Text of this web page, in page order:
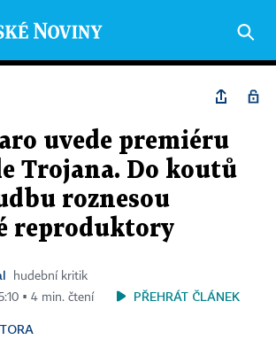
uvede premiéru
Trojana. Do koutů
roznesou
reproduktory
hudební kritik
▪ 4 min. čtení
PŘEHRÁT ČLÁNEK